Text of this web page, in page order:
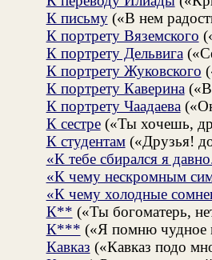
К письму(«В нем
К портрету Вяземского
К портрету Дельвига
К портрету Жуковского
К портрету Каверина
К портрету Чаадаева
К сестре(«Ты хочешь,
К студентам(«Друзья!
«К тебе сбирался я
«К чему нескромным
«К чему холодные
К** («Ты богоматерь,
К*** («Я помню чудное
Кавказ («Кавказ подо